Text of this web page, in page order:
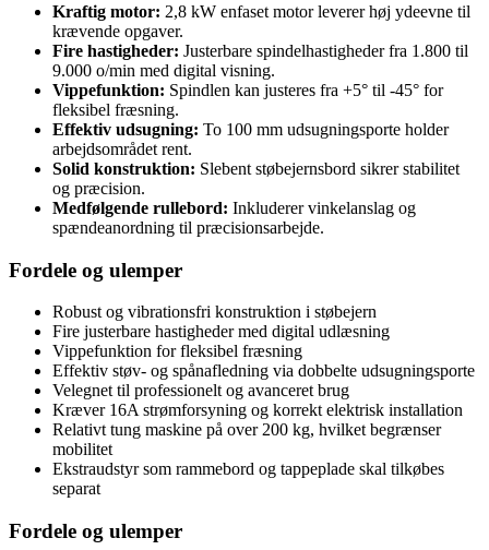
Kraftig motor: 2,8 kW enfaset motor leverer høj ydeevne til
krævende opgaver.
Fire hastigheder: Justerbare spindelhastigheder fra 1.800 til
9.000 o/min med digital visning.
Vippefunktion: Spindlen kan justeres fra +5° til -45° for
fleksibel fræsning.
Effektiv udsugning: To 100 mm udsugningsporte holder
arbejdsområdet rent.
Solid konstruktion: Slebent støbejernsbord sikrer stabilitet
og præcision.
Medfølgende rullebord: Inkluderer vinkelanslag og
spændeanordning til præcisionsarbejde.
Fordele og ulemper
Robust og vibrationsfri konstruktion i støbejern
Fire justerbare hastigheder med digital udlæsning
Vippefunktion for fleksibel fræsning
Effektiv støv- og spånafledning via dobbelte udsugningsporte
Velegnet til professionelt og avanceret brug
Kræver 16A strømforsyning og korrekt elektrisk installation
Relativt tung maskine på over 200 kg, hvilket begrænser
mobilitet
Ekstraudstyr som rammebord og tappeplade skal tilkøbes
separat
Fordele og ulemper